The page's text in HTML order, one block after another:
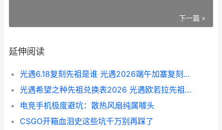
下一篇 »
延伸阅读
光遇6.18复刻先祖是谁 光遇2026端午加塞复刻先祖说明 光遇复刻6.17先祖
光遇希望之种先祖兑换表2026 光遇欧若拉先祖兑换表 光遇希望之种先祖在哪
电竞手机极度避坑：散热风扇纯属噱头
CSGO开箱血泪史这些坑千万别再踩了